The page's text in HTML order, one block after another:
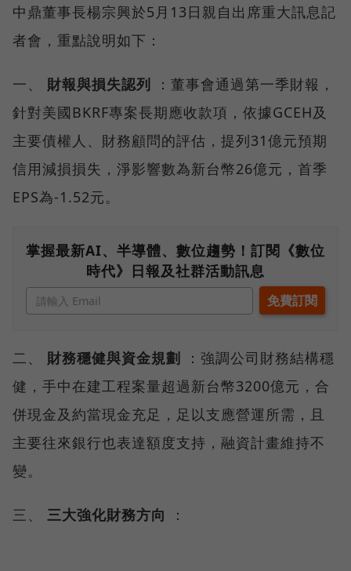
中鼎董事長楊宗興於5月13日親自出席重大訊息記
者會，重點說明如下：
一、 財報與損失認列 ：董事會通過第一季財報，
針對美國BKRF專案長期應收款項，依據GCEH及
主要債權人、財務顧問的評估，提列31億元預期
信用減損損失，淨影響數為新台幣26億元，首季
EPS為-1.52元。
掌握最新AI、半導體、數位趨勢！訂閱《數位
時代》日報及社群活動訊息
二、 財務穩健與資金規劃 ：強調公司財務結構穩
健，手中在建工程案量超過新台幣3200億元，合
併現金及約當現金充足，足以支應營運所需，且
主要往來銀行也表達額度支持，融資計畫維持不
變。
三、 三大強化財務方向 ：